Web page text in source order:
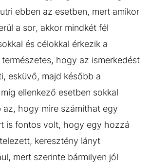
ebben az esetben, mert amikor
a sor, akkor mindkét fél
és célokkal érkezik a
hogy az ismerkedést
esküvő, majd később a
ellenkező esetben sokkal
az, hogy mire számíthat egy
is fontos volt, hogy egy hozzá
keresztény lányt
mert szerinte bármilyen jól